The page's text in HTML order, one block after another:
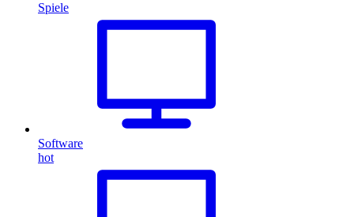
Spiele
Software
hot